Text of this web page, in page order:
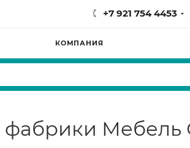
+7 921 754 4453
КОМПАНИЯ
фабрики Мебель